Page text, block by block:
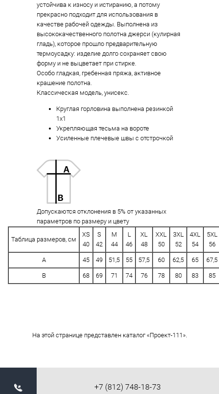
устойчива к износу и истиранию, а потому
прекрасно подходит для использования в
качестве рабочей одежды. Выполнена из
высококачественного полотна джерси (кулирная
гладь), которое прошло предварительную
термоусадку: изделие долго сохраняет свою
форму и не выцветает при стирке.
Особо гладкая, гребенная пряжа, активное
крашение полотна.
Классическая модель, унисекс.
Круглая горловина выполнена резинкой
1x1
Укрепляющая тесьма на вороте
Усиленные плечевые швы с отстрочкой
Допускаются отклонения в 5% от указанных
параметров по размеру и цвету
Таблица размеров, см
XS
40
S
42
M
44
L
46
XL
48
XXL
50
3XL
52
4XL
54
5XL
56
A 45 49 51,5 55 57,5 60 62,5 65 67,5
B 68 69 71 74 76 78 80 83 85
На этой странице представлен каталог «Проект-111».
+7 (812) 748-18-73